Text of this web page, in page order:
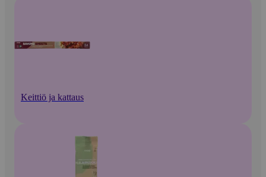
Keittiö ja kattaus